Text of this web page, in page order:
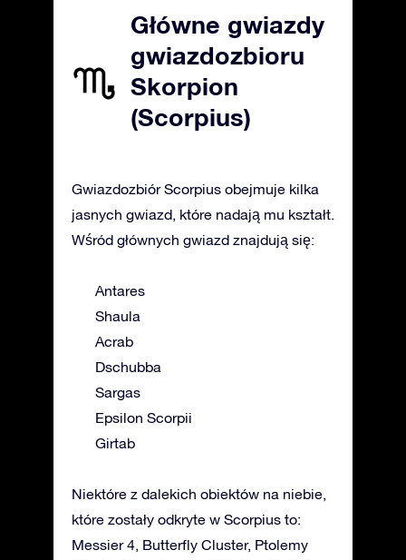
Główne gwiazdy
gwiazdozbioru
Skorpion
(Scorpius)
Gwiazdozbiór Scorpius obejmuje kilka
jasnych gwiazd, które nadają mu kształt.
Wśród głównych gwiazd znajdują się:
Antares
Shaula
Acrab
Dschubba
Sargas
Epsilon Scorpii
Girtab
Niektóre z dalekich obiektów na niebie,
które zostały odkryte w Scorpius to:
Messier 4, Butterfly Cluster, Ptolemy